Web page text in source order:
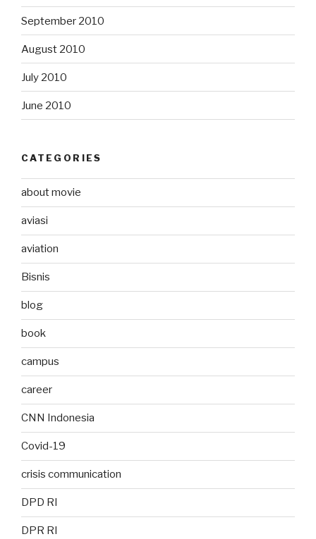
September 2010
August 2010
July 2010
June 2010
CATEGORIES
about movie
aviasi
aviation
Bisnis
blog
book
campus
career
CNN Indonesia
Covid-19
crisis communication
DPD RI
DPR RI